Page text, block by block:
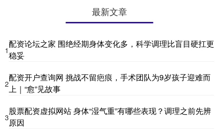
最新文章
1
配资论坛之家 围绝经期身体变化多，科学调理比盲目硬扛更
稳妥
2
配资开户查询网 挑战不留疤痕，手术团队为9岁孩子迎难而
上｜“愈”见故事
3
股票配资虚拟网站 身体“湿气重”有哪些表现？调理之前先辨
原因